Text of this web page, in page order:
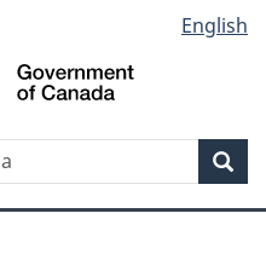
au
contenu
propos
de
la
HTML
simplifiée
English